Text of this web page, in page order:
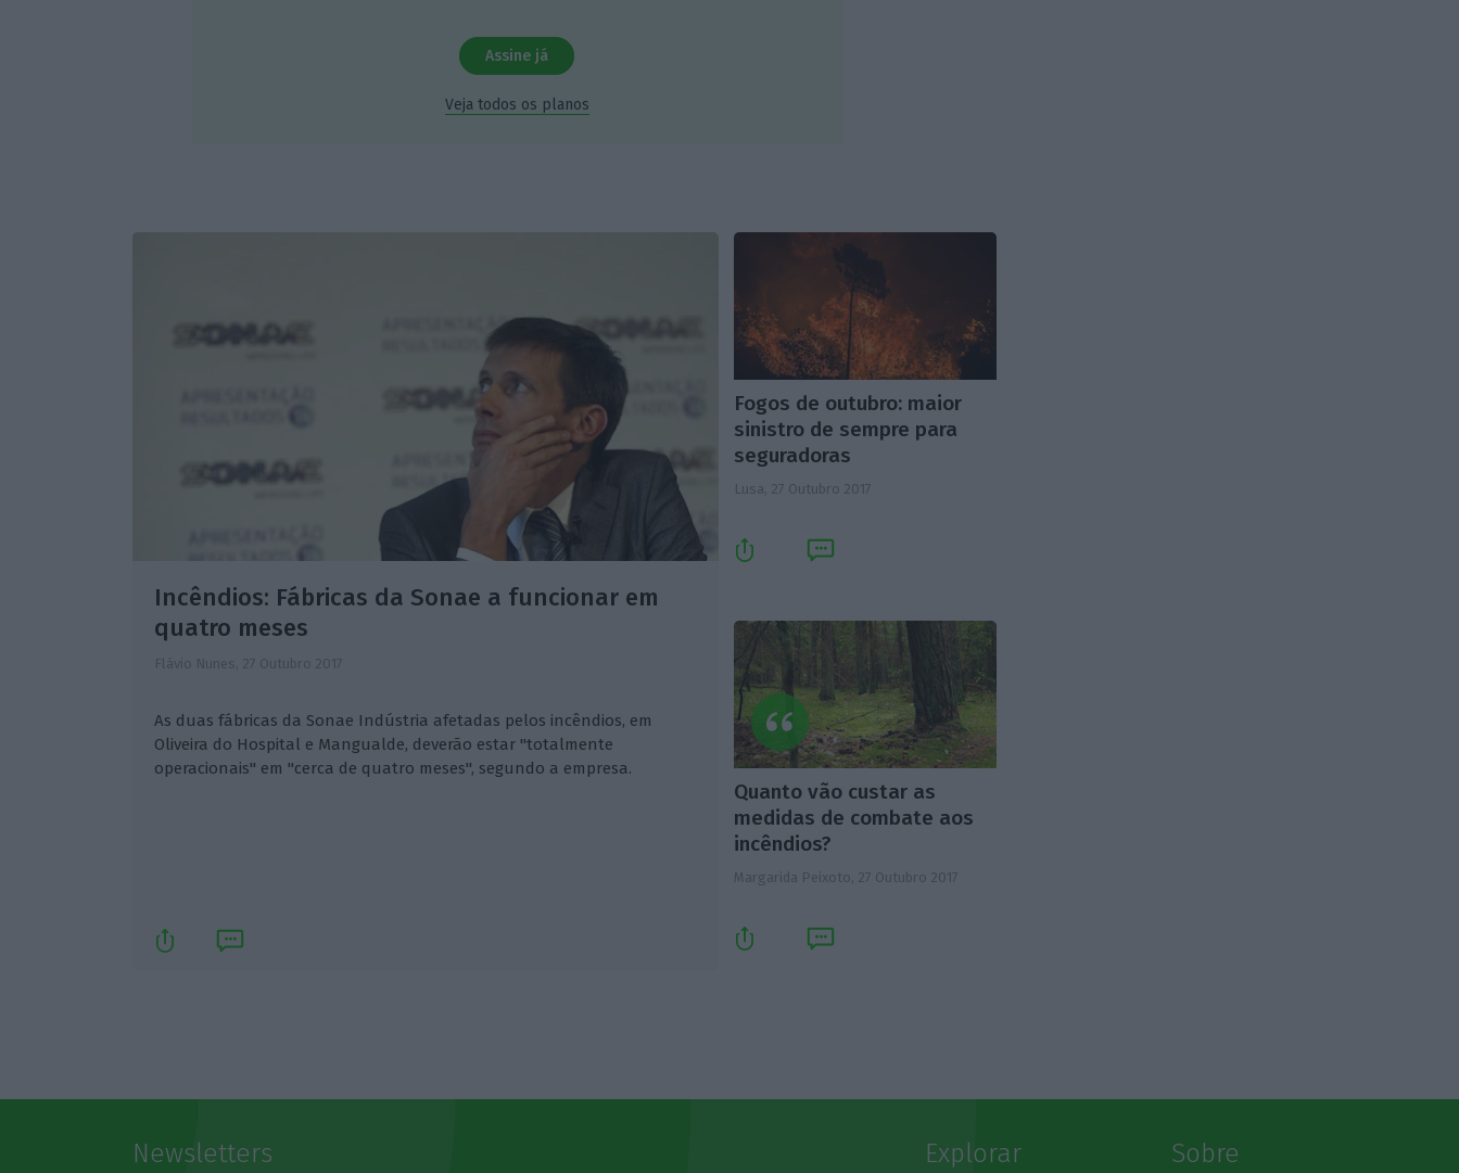
Assine já
Veja todos os planos
Incêndios: Fábricas da Sonae a funcionar em
quatro meses
Flávio Nunes, 27 Outubro 2017
As duas fábricas da Sonae Indústria afetadas pelos incêndios, em
Oliveira do Hospital e Mangualde, deverão estar "totalmente
operacionais" em "cerca de quatro meses", segundo a empresa.
Fogos de outubro: maior
sinistro de sempre para
seguradoras
Lusa, 27 Outubro 2017
Quanto vão custar as
medidas de combate aos
incêndios?
Margarida Peixoto, 27 Outubro 2017
Newsletters Explorar Sobre